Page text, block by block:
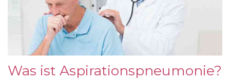
Was ist Aspirationspneumonie?